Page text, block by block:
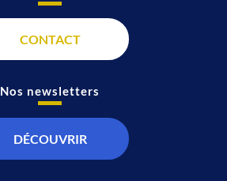
CONTACT
Nos newsletters
DÉCOUVRIR